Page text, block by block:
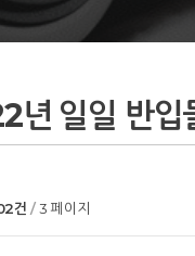
년 일일 반입
건 3 페이지